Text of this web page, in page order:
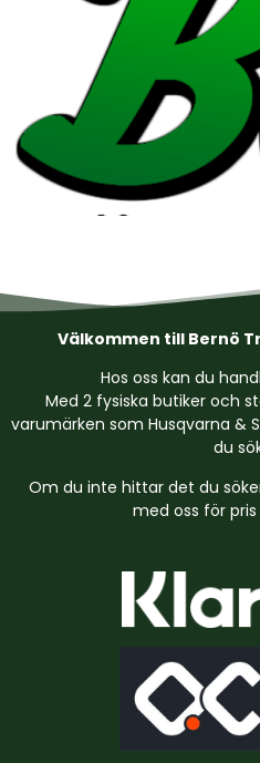
Välkommen till Bernö
Hos oss kan du
Med 2 fysiska butiker och
varumärken som Husqvarna &
du
Om du inte hittar det du
med oss för